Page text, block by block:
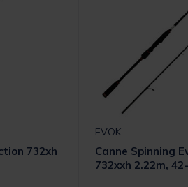
732xh
EVOK
Canne Spinning
732xxh 2.22m,